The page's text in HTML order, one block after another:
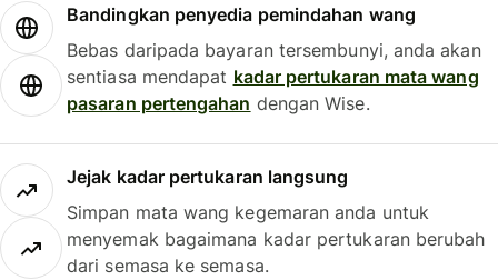
Bandingkan penyedia pemindahan wang
Bebas daripada bayaran tersembunyi, anda akan
sentiasa mendapat kadar pertukaran mata wang
pasaran pertengahan dengan Wise.
Jejak kadar pertukaran langsung
Simpan mata wang kegemaran anda untuk
menyemak bagaimana kadar pertukaran berubah
dari semasa ke semasa.